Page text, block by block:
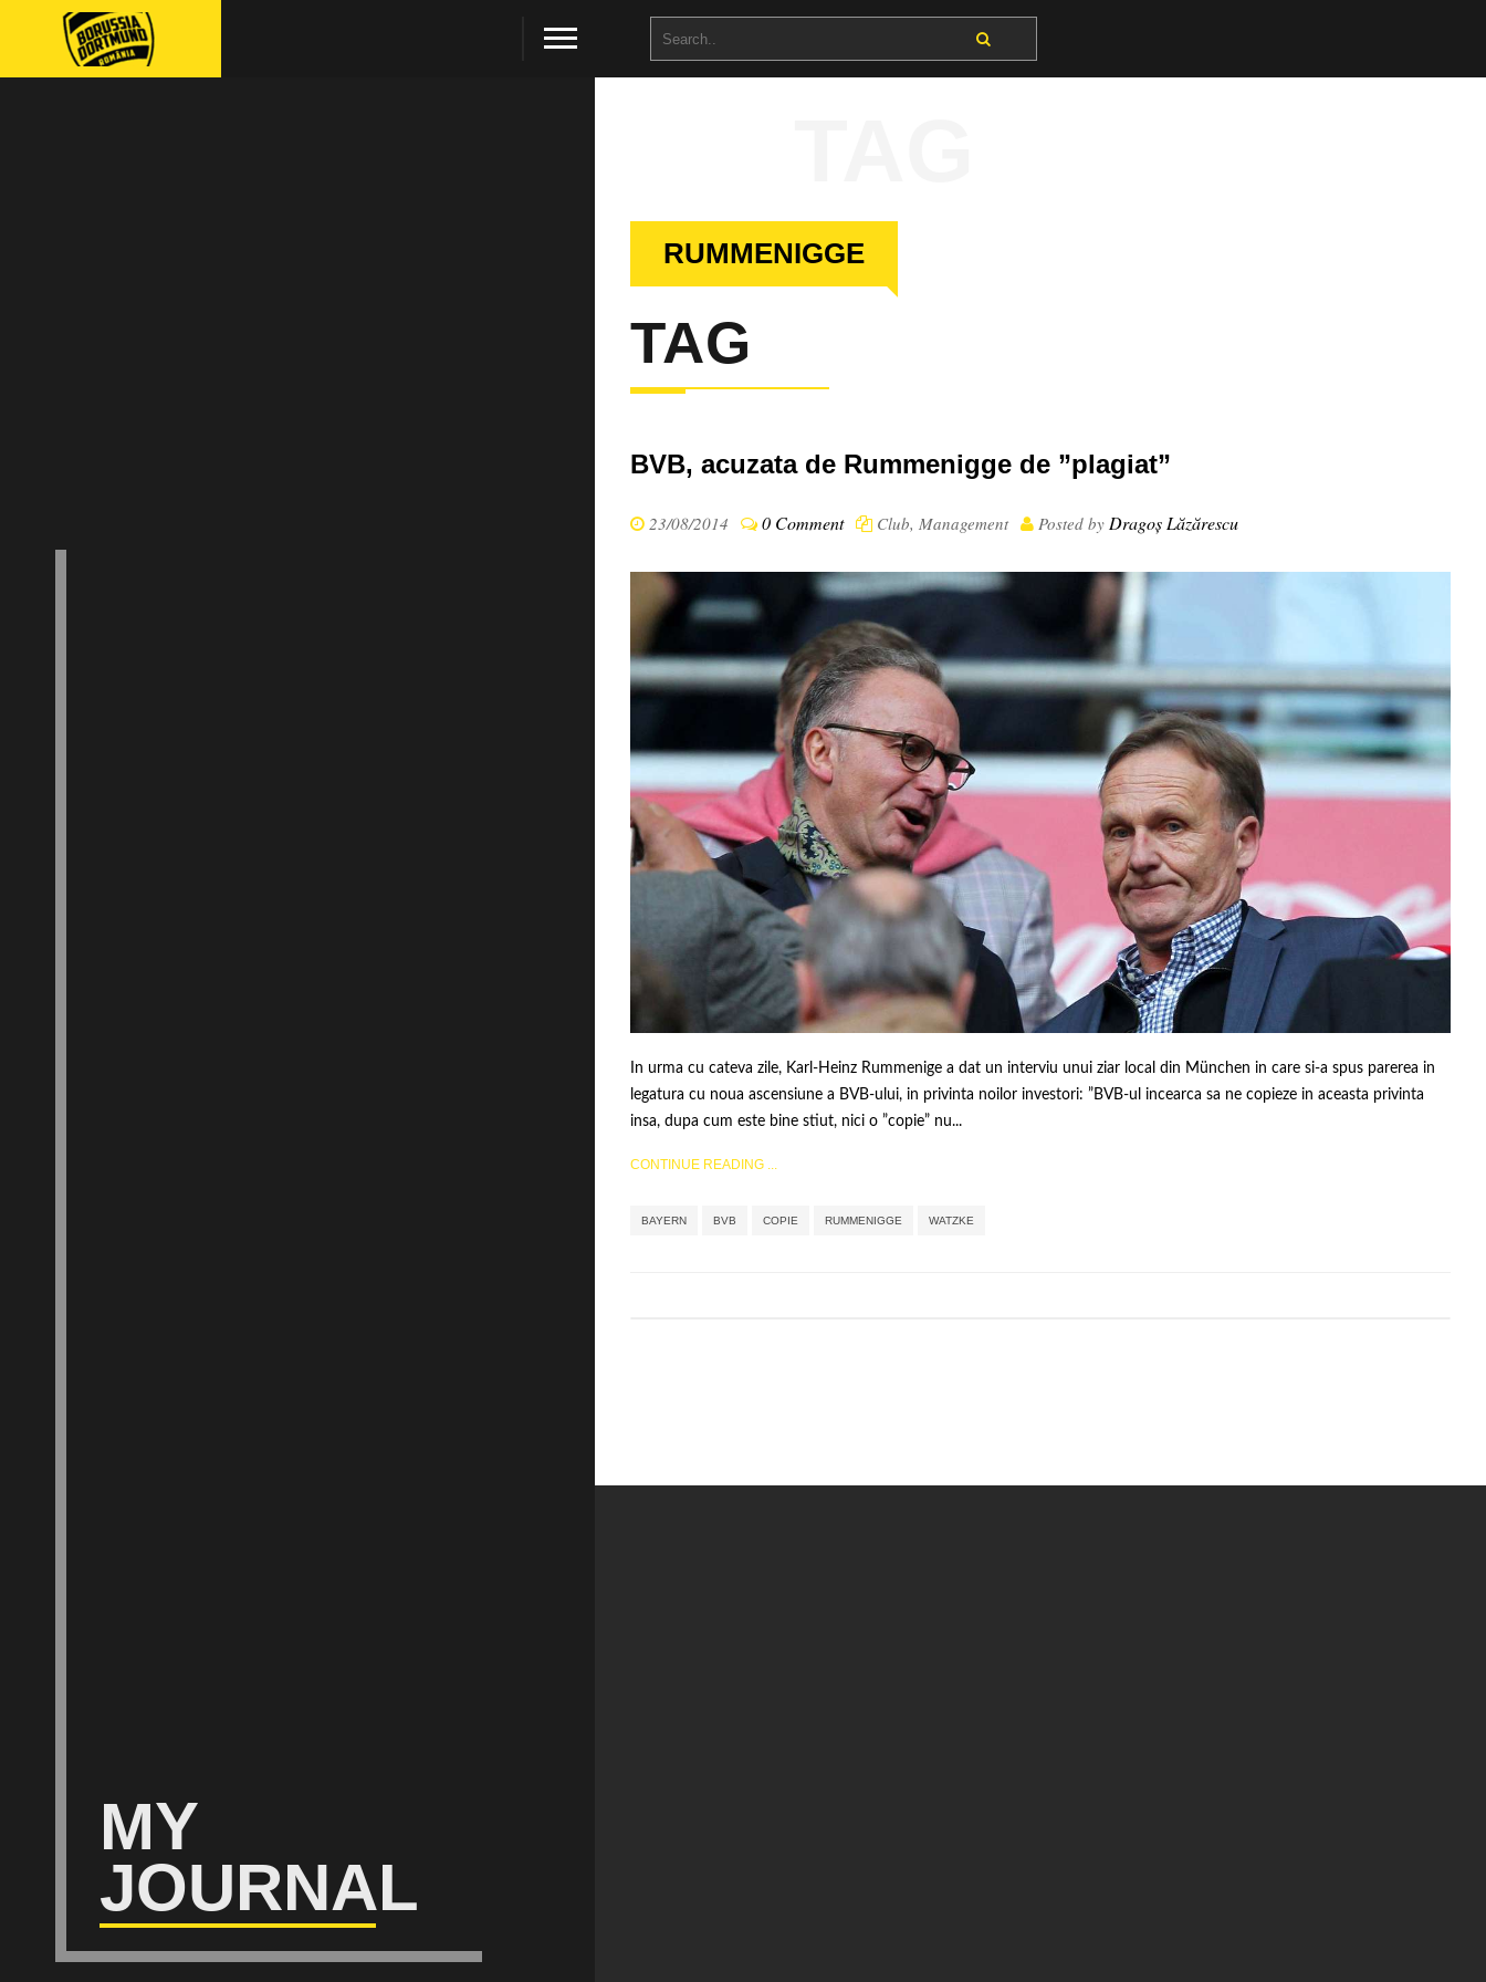
MY
JOURNAL
RUMMENIGGE
TAG
BVB, acuzata de Rummenigge de ”plagiat”
23/08/2014 0 Comment Club, Management Posted by Dragoș Lăzărescu
In urma cu cateva zile, Karl-Heinz Rummenige a dat un interviu unui ziar local din München in care si-a spus parerea in
legatura cu noua ascensiune a BVB-ului, in privinta noilor investori: ”BVB-ul incearca sa ne copieze in aceasta privinta
insa, dupa cum este bine stiut, nici o ”copie” nu...
CONTINUE READING ...
BAYERN BVB COPIE RUMMENIGGE WATZKE